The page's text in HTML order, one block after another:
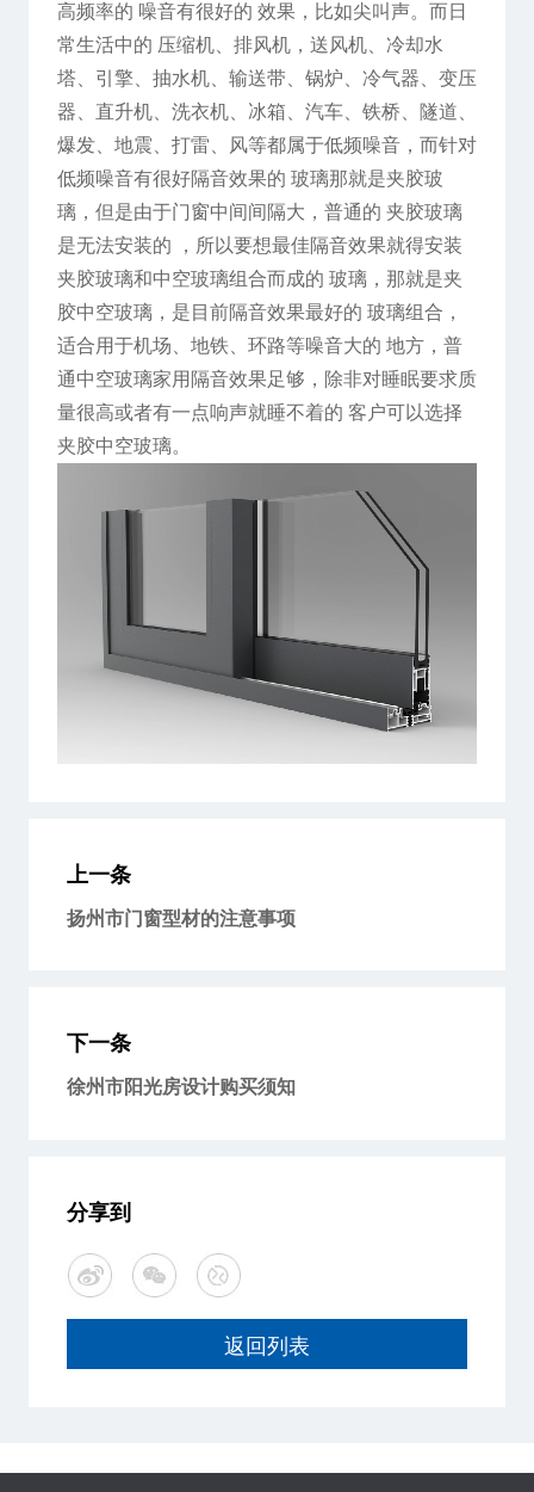
高频率的 噪音有很好的 效果，比如尖叫声。而日
常生活中的 压缩机、排风机，送风机、冷却水
塔、引擎、抽水机、输送带、锅炉、冷气器、变压
器、直升机、洗衣机、冰箱、汽车、铁桥、隧道、
爆发、地震、打雷、风等都属于低频噪音，而针对
低频噪音有很好隔音效果的 玻璃那就是夹胶玻
璃，但是由于门窗中间间隔大，普通的 夹胶玻璃
是无法安装的 ，所以要想最佳隔音效果就得安装
夹胶玻璃和中空玻璃组合而成的 玻璃，那就是夹
胶中空玻璃，是目前隔音效果最好的 玻璃组合，
适合用于机场、地铁、环路等噪音大的 地方，普
通中空玻璃家用隔音效果足够，除非对睡眠要求质
量很高或者有一点响声就睡不着的 客户可以选择
夹胶中空玻璃。
上一条
扬州市门窗型材的注意事项
下一条
徐州市阳光房设计购买须知
分享到
返回列表